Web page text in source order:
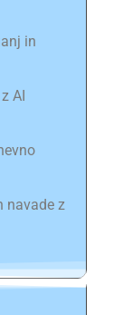
in
AI
navade z